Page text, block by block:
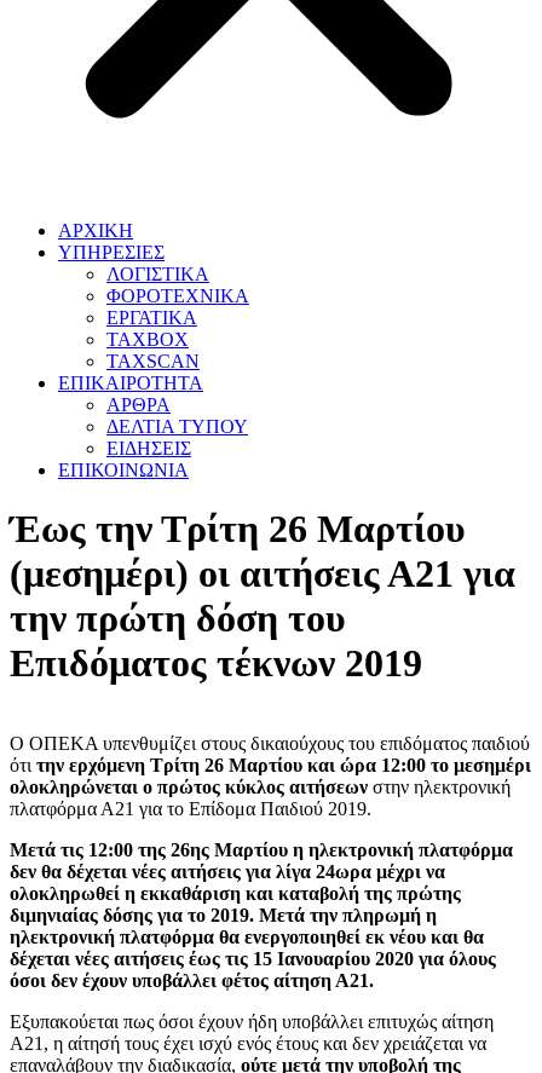
ΑΡΧΙΚΗ
ΥΠΗΡΕΣΙΕΣ
ΛΟΓΙΣΤΙΚΑ
ΦΟΡΟΤΕΧΝΙΚΑ
ΕΡΓΑΤΙΚΑ
TAXBOX
TAXSCAN
ΕΠΙΚΑΙΡΟΤΗΤΑ
ΑΡΘΡΑ
ΔΕΛΤΙΑ ΤΥΠΟΥ
ΕΙΔΗΣΕΙΣ
ΕΠΙΚΟΙΝΩΝΙΑ
Έως την Τρίτη 26 Μαρτίου
(μεσημέρι) οι αιτήσεις Α21 για
την πρώτη δόση του
Επιδόματος τέκνων 2019
Ο ΟΠΕΚΑ υπενθυμίζει στους δικαιούχους του επιδόματος παιδιού
ότι την ερχόμενη Τρίτη 26 Μαρτίου και ώρα 12:00 το μεσημέρι
ολοκληρώνεται ο πρώτος κύκλος αιτήσεων στην ηλεκτρονική
πλατφόρμα Α21 για το Επίδομα Παιδιού 2019.
Μετά τις 12:00 της 26ης Μαρτίου η ηλεκτρονική πλατφόρμα
δεν θα δέχεται νέες αιτήσεις για λίγα 24ωρα μέχρι να
ολοκληρωθεί η εκκαθάριση και καταβολή της πρώτης
διμηνιαίας δόσης για το 2019. Μετά την πληρωμή η
ηλεκτρονική πλατφόρμα θα ενεργοποιηθεί εκ νέου και θα
δέχεται νέες αιτήσεις έως τις 15 Ιανουαρίου 2020 για όλους
όσοι δεν έχουν υποβάλλει φέτος αίτηση Α21.
Εξυπακούεται πως όσοι έχουν ήδη υποβάλλει επιτυχώς αίτηση
Α21, η αίτησή τους έχει ισχύ ενός έτους και δεν χρειάζεται να
επαναλάβουν την διαδικασία, ούτε μετά την υποβολή της